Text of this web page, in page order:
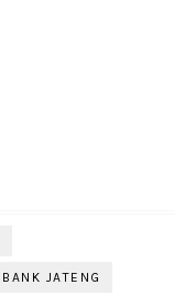
BANK JATENG